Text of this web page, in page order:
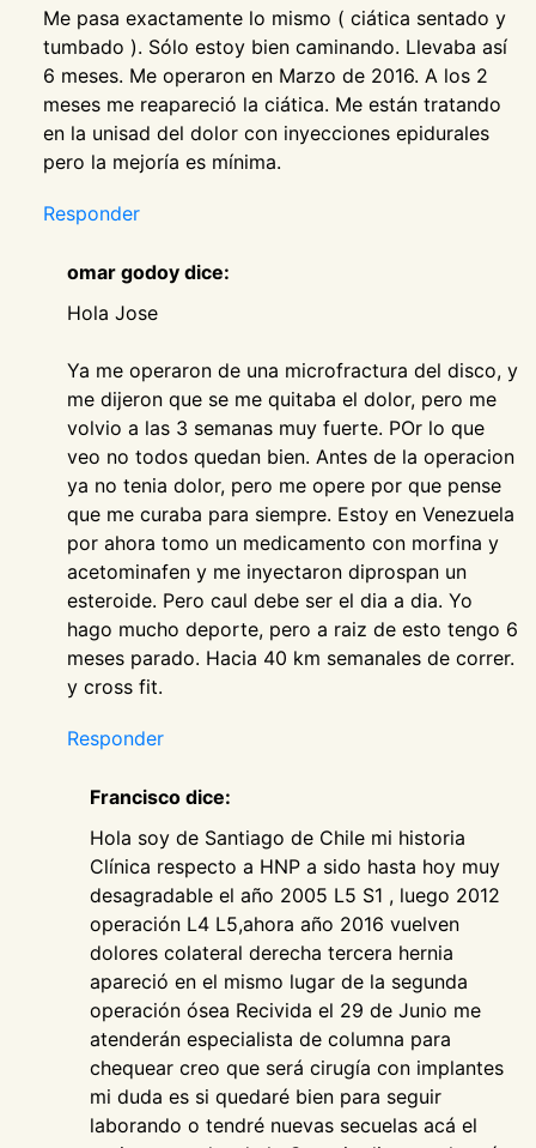
Me pasa exactamente lo mismo ( ciática sentado y
tumbado ). Sólo estoy bien caminando. Llevaba así
6 meses. Me operaron en Marzo de 2016. A los 2
meses me reapareció la ciática. Me están tratando
en la unisad del dolor con inyecciones epidurales
pero la mejoría es mínima.
Responder
omar godoy dice:
Hola Jose
Ya me operaron de una microfractura del disco, y
me dijeron que se me quitaba el dolor, pero me
volvio a las 3 semanas muy fuerte. POr lo que
veo no todos quedan bien. Antes de la operacion
ya no tenia dolor, pero me opere por que pense
que me curaba para siempre. Estoy en Venezuela
por ahora tomo un medicamento con morfina y
acetominafen y me inyectaron diprospan un
esteroide. Pero caul debe ser el dia a dia. Yo
hago mucho deporte, pero a raiz de esto tengo 6
meses parado. Hacia 40 km semanales de correr.
y cross fit.
Responder
Francisco dice:
Hola soy de Santiago de Chile mi historia
Clínica respecto a HNP a sido hasta hoy muy
desagradable el año 2005 L5 S1 , luego 2012
operación L4 L5,ahora año 2016 vuelven
dolores colateral derecha tercera hernia
apareció en el mismo lugar de la segunda
operación ósea Recivida el 29 de Junio me
atenderán especialista de columna para
chequear creo que será cirugía con implantes
mi duda es si quedaré bien para seguir
laborando o tendré nuevas secuelas acá el